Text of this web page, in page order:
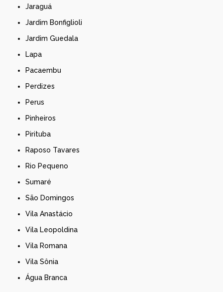
Jaraguá
Jardim Bonfiglioli
Jardim Guedala
Lapa
Pacaembu
Perdizes
Perus
Pinheiros
Pirituba
Raposo Tavares
Rio Pequeno
Sumaré
São Domingos
Vila Anastácio
Vila Leopoldina
Vila Romana
Vila Sônia
Água Branca